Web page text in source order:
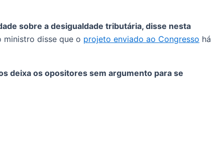
sobre a desigualdade tributária, disse nesta
ministro disse que o projeto enviado ao Congresso há
deixa os opositores sem argumento para se